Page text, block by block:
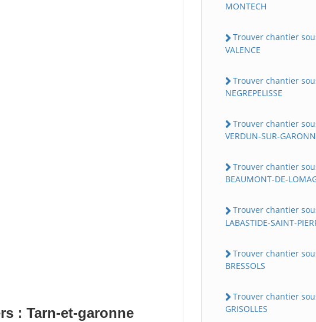
: Tarn-et-garonne
MONTECH
Trouver chantier
VALENCE
Trouver chantier
NEGREPELISSE
Trouver chantier
VERDUN-SUR-
Trouver chantier
BEAUMONT-DE-
Trouver chantier
LABASTIDE-SAINT-
Trouver chantier
BRESSOLS
Trouver chantier
GRISOLLES